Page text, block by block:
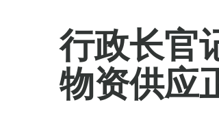
行政长官
物资供应